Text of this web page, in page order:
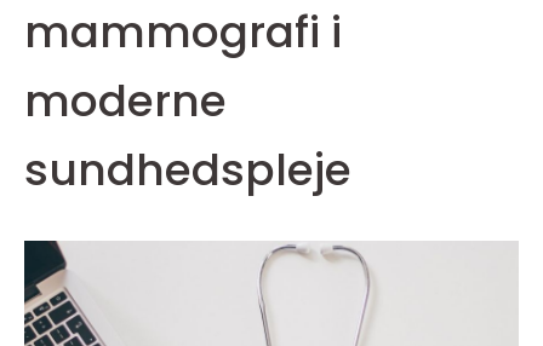
mammografi i
moderne
sundhedspleje